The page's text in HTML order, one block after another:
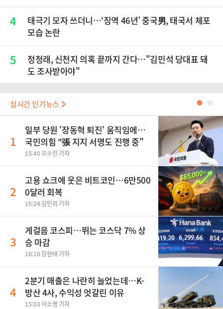
4
태극기 모자 쓰더니…‘징역 46년’ 중국男, 태국서 체포
모습 논란
5
정청래, 신천지 의혹 끝까지 간다…"김민석 당대표 돼
도 조사받아야"
실시간 인기뉴스 ●
1
일부 당원 '장동혁 퇴진' 움직임에…
국민의힘 "張 지지 서명도 진행 중"
15:40 오수진 기자
2
고용 쇼크에 웃은 비트코인…6만500
0달러 회복
16:24 김민희 기자
3
게걸음 코스피…뛰는 코스닥 7% 상
승 마감
16:10 강현태 기자
4
2분기 매출은 나란히 늘었는데…K-
방산 4사, 수익성 엇갈린 이유
15:03 이소영 기자